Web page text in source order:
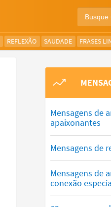
REFLEXÃO SAUDADE FRASES
Mensagens de
apaixonantes
Mensagens de
Mensagens de
conexão